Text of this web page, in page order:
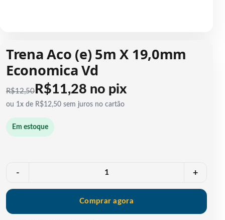
Trena Aco (e) 5m X 19,0mm
Economica Vd
R$12,50 R$11,28 no pix
ou 1x de R$12,50 sem juros no cartão
Em estoque
- +
Comprar agora